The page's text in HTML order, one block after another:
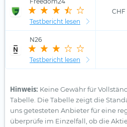
Testbericht lesen
CHF
N26
Testbericht lesen
Hinweis: Keine Gewähr für
Tabelle. Die Tabelle zeigt die
uns getesteten Anbieter für eine
überprüfe im Einzelfall, ob die